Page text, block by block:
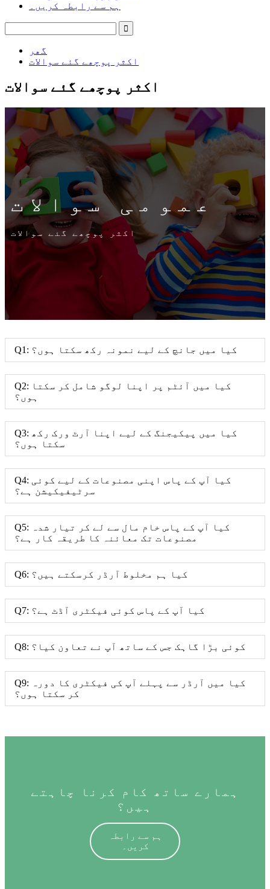
ہم سے رابطہ کریں۔
گھر
اکثر پوچھے گئے سوالات
اکثر پوچھے گئے سوالات
عمومی سوالات
اکثر پوچھے گئے سوالات
Q1: کیا میں جانچ کے لیے نمونہ رکھ سکتا ہوں؟
Q2: کیا میں آئٹم پر اپنا لوگو شامل کر سکتا
ہوں؟
Q3: کیا میں پیکیجنگ کے لیے اپنا آرٹ ورک رکھ
سکتا ہوں؟
Q4: کیا آپ کے پاس اپنی مصنوعات کے لیے کوئی
سرٹیفیکیشن ہے؟
Q5: کیا آپ کے پاس خام مال سے لے کر تیار شدہ
مصنوعات تک معائنہ کا طریقہ کار ہے؟
Q6: کیا ہم مخلوط آرڈر کرسکتے ہیں؟
Q7: کیا آپ کے پاس کوئی فیکٹری آڈٹ ہے؟
Q8: کوئی بڑا گاہک جس کے ساتھ آپ نے تعاون کیا؟
Q9: کیا میں آرڈر سے پہلے آپ کی فیکٹری کا دورہ
کر سکتا ہوں؟
ہمارے ساتھ کام کرنا چاہتے
ہیں؟
ہم سے رابطہ
کریں۔